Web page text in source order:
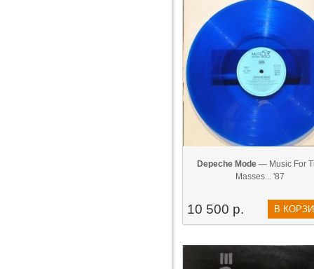
Depeche Mode— Music For
Masses... '87
10 500 р. В